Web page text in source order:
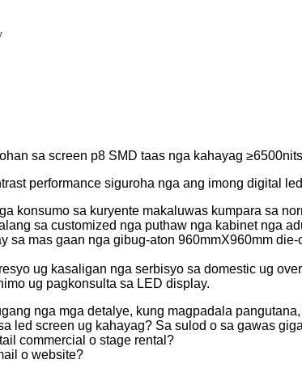
sa screen p8 SMD taas nga kahayag
performance siguroha nga ang imong digital
konsumo sa kuryente makaluwas kumpara sa
sa customized nga puthaw nga kabinet nga
sa mas gaan nga gibug-aton 960mmX960mm
ug kasaligan nga serbisyo sa domestic ug
ug pagkonsulta sa LED display.
nga mga detalye, kung magpadala
led screen ug kahayag? Sa sulod o sa gawas
commercial o stage rental?
o website?